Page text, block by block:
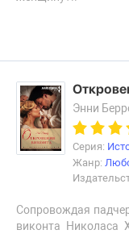
Энни
Серия:
Жанр:
Сопровождая
виконта Николаса